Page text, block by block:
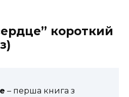
короткий
– перша книга з